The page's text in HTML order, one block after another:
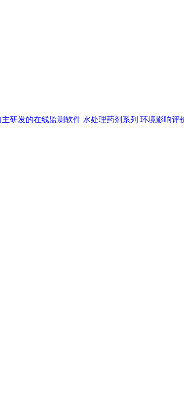
主研发的在线监测软件 水处理药剂系列 环境影响评